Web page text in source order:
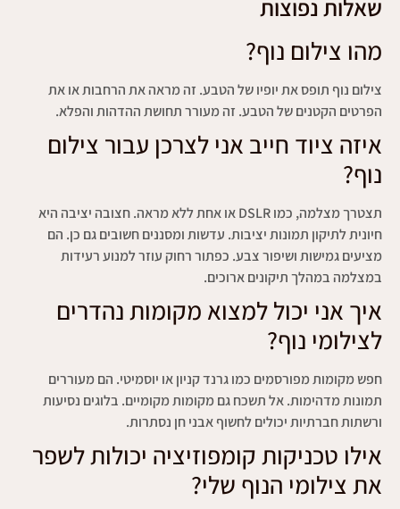
שאלות נפוצות
מהו צילום נוף?
צילום נוף תופס את יופיו של הטבע. זה מראה את הרחבות או את
הפרטים הקטנים של הטבע. זה מעורר תחושת ההדהות והפלא.
איזה ציוד חייב אני לצרכן עבור צילום
נוף?
תצטרך מצלמה, כמו DSLR או אחת ללא מראה. חצובה יציבה היא
חיונית לתיקון תמונות יציבות. עדשות ומסננים חשובים גם כן. הם
מציעים גמישות ושיפור צבע. כפתור רחוק עוזר למנוע רעידות
במצלמה במהלך תיקונים ארוכים.
איך אני יכול למצוא מקומות נהדרים
לצילומי נוף?
חפש מקומות מפורסמים כמו גרנד קניון או יוסמיטי. הם מעוררים
תמונות מדהימות. אל תשכח גם מקומות מקומיים. בלוגים נסיעות
ורשתות חברתיות יכולים לחשוף אבני חן נסתרות.
אילו טכניקות קומפוזיציה יכולות לשפר
את צילומי הנוף שלי?